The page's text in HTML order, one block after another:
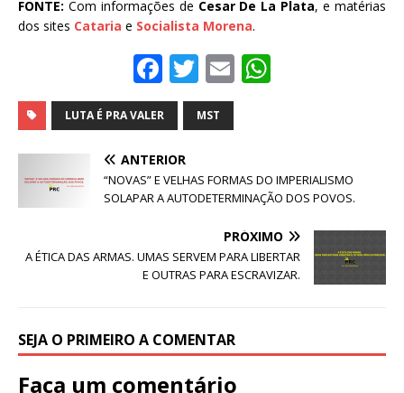
FONTE: Com informações de Cesar De La Plata, e matérias
dos sites Cataria e Socialista Morena.
F
a
c
e
b
o
k
T
w
it
r
E
A
p
p
LUTA É PRA VALER MST
ANTERIOR
“NOVAS” E VELHAS FORMAS DO IMPERIALISMO
SOLAPAR A AUTODETERMINAÇÃO DOS POVOS.
PRÓXIMO
A ÉTICA DAS ARMAS. UMAS SERVEM PARA LIBERTAR
E OUTRAS PARA ESCRAVIZAR.
SEJA O PRIMEIRO A COMENTAR
Faça um comentário